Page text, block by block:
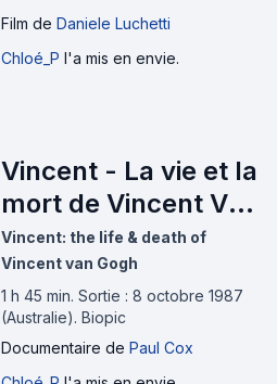
Film de Daniele Luchetti
Chloé_P l'a mis en envie.
Vincent - La vie et la
mort de Vincent Van
Gogh (1987)
Vincent: the life & death of
Vincent van Gogh
1 h 45 min. Sortie : 8 octobre 1987
(Australie). Biopic
Documentaire de Paul Cox